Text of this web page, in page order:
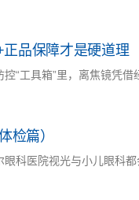
品保障才是硬道理
“工具箱”里，离焦镜凭
检篇）
科医院视光与小儿眼科